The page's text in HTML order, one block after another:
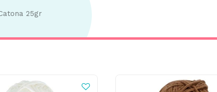
25gr